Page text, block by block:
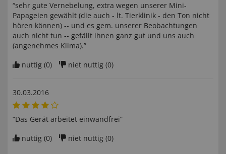
“sehr gute Vernebelung, extra wegen unserer Mini-
Papageien gewählt (die auch - lt. Tierklinik - den Ton nicht
hören können) -- und es gem. unserer Beobachtungen
auch nicht tun -- gefällt ihnen ganz gut und uns auch
(angenehmes Klima).”
nuttig (0) niet nuttig (0)
30.03.2016
“Das Gerät arbeitet einwandfrei”
nuttig (0) niet nuttig (0)